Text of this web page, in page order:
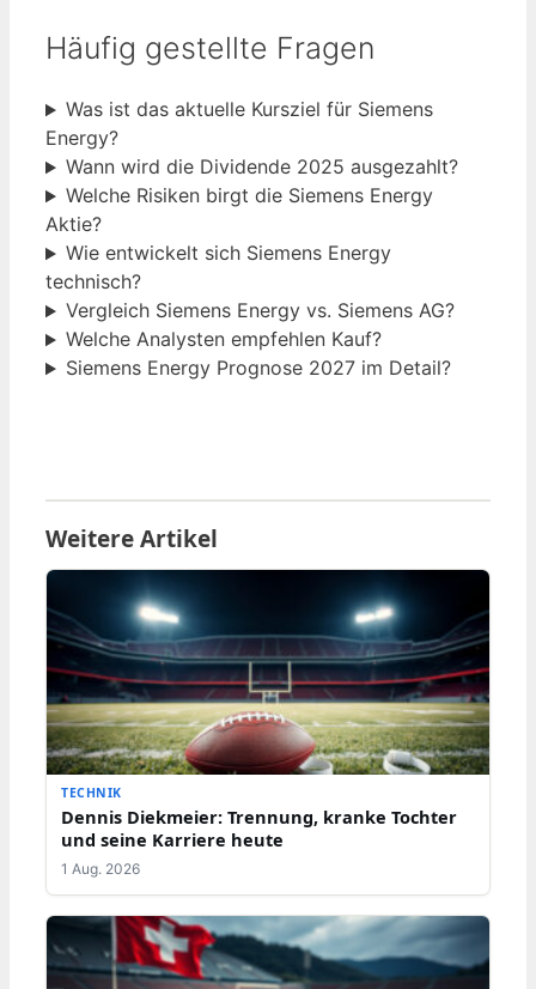
Häufig gestellte Fragen
Was ist das aktuelle Kursziel für Siemens
Energy?
Wann wird die Dividende 2025 ausgezahlt?
Welche Risiken birgt die Siemens Energy
Aktie?
Wie entwickelt sich Siemens Energy
technisch?
Vergleich Siemens Energy vs. Siemens AG?
Welche Analysten empfehlen Kauf?
Siemens Energy Prognose 2027 im Detail?
Weitere Artikel
TECHNIK
Dennis Diekmeier: Trennung, kranke Tochter
und seine Karriere heute
1 Aug. 2026